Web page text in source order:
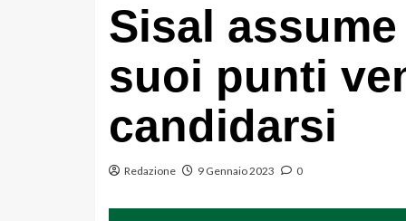
Sisal
suoi punti
candidarsi
Redazione 9 Gennaio 2023 0